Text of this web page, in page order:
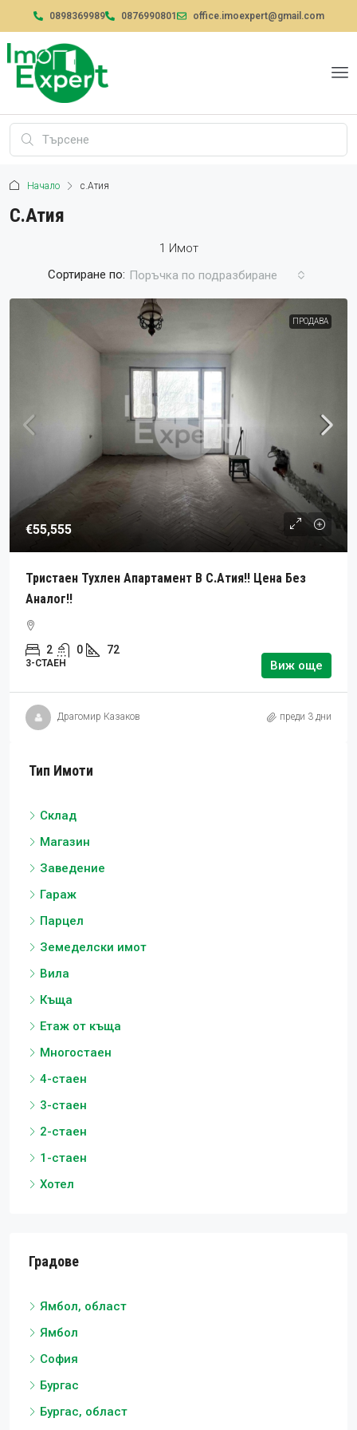
0898369989 0876990801 office.imoexpert@gmail.com
Начало с.Атия
С.Атия
1 Имот
Сортиране по: Поръчка по подразбиране
ПРОДАВА
€55,555
Тристаен Тухлен Апартамент В С.Атия!! Цена Без
Аналог!!
2 0 72
3-СТАЕН Виж още
Драгомир Казаков преди 3 дни
Тип Имоти
Склад
Магазин
Заведение
Гараж
Парцел
Земеделски имот
Вила
Къща
Етаж от къща
Многостаен
4-стаен
3-стаен
2-стаен
1-стаен
Хотел
Градове
Ямбол, област
Ямбол
София
Бургас
Бургас, област